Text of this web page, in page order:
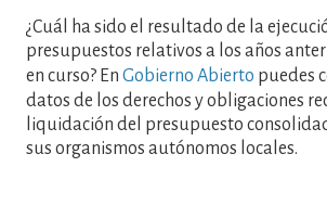
¿Cuál ha sido el resultado de la
presupuestos relativos a los años
en curso? En Gobierno Abierto puedes
datos de los derechos y obligaciones
liquidación del presupuesto
sus organismos autónomos locales.